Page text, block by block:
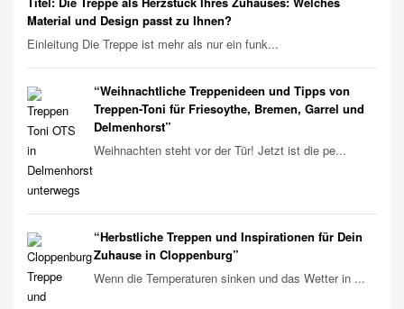
Material und Design passt zu Ihnen?
Einleitung Die Treppe ist mehr als nur ein funk...
“Weihnachtliche Treppenideen und Tipps von
Treppen-Toni für Friesoythe, Bremen, Garrel und
Delmenhorst”
Weihnachten steht vor der Tür! Jetzt ist die pe...
“Herbstliche Treppen und Inspirationen für Dein
Zuhause in Cloppenburg”
Wenn die Temperaturen sinken und das Wetter in ...